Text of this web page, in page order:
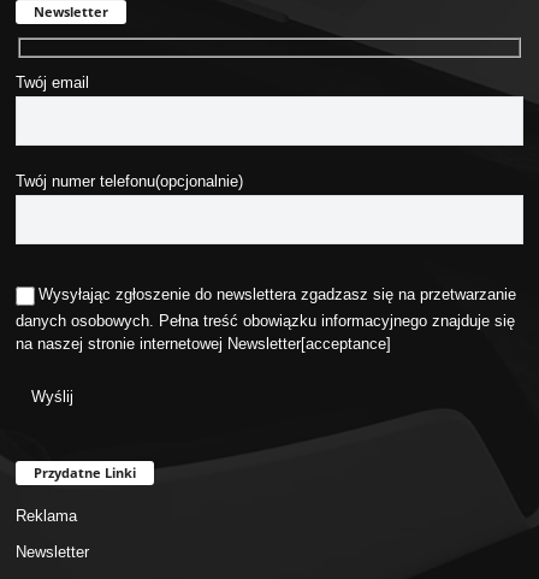
Newsletter
Twój email
Twój numer telefonu(opcjonalnie)
Wysyłając zgłoszenie do newslettera zgadzasz się na przetwarzanie
danych osobowych. Pełna treść obowiązku informacyjnego znajduje się
na naszej stronie internetowej Newsletter[acceptance]
Przydatne Linki
Reklama
Newsletter